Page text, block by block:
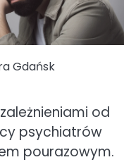
Gdańsk
od
psychiatrów
pourazowym.